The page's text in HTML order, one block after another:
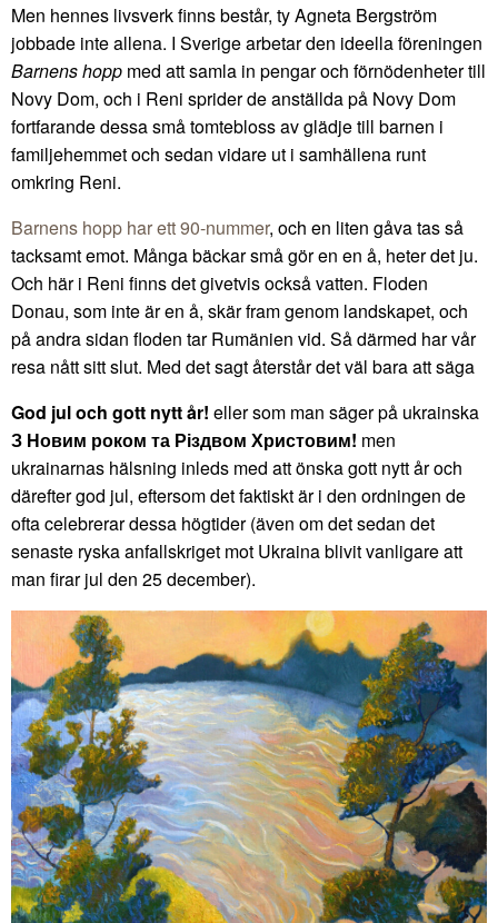
Men hennes livsverk finns består, ty Agneta Bergström
jobbade inte allena. I Sverige arbetar den ideella föreningen
Barnens hopp med att samla in pengar och förnödenheter till
Novy Dom, och i Reni sprider de anställda på Novy Dom
fortfarande dessa små tomtebloss av glädje till barnen i
familjehemmet och sedan vidare ut i samhällena runt
omkring Reni.
Barnens hopp har ett 90-nummer, och en liten gåva tas så
tacksamt emot. Många bäckar små gör en en å, heter det ju.
Och här i Reni finns det givetvis också vatten. Floden
Donau, som inte är en å, skär fram genom landskapet, och
på andra sidan floden tar Rumänien vid. Så därmed har vår
resa nått sitt slut. Med det sagt återstår det väl bara att säga
God jul och gott nytt år! eller som man säger på ukrainska
З Новим роком та Різдвом Христовим! men
ukrainarnas hälsning inleds med att önska gott nytt år och
därefter god jul, eftersom det faktiskt är i den ordningen de
ofta celebrerar dessa högtider (även om det sedan det
senaste ryska anfallskriget mot Ukraina blivit vanligare att
man firar jul den 25 december).